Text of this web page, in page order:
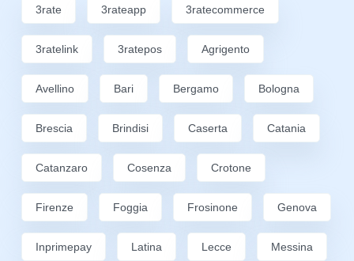
3rate 3rateapp 3ratecommerce
3ratelink 3ratepos Agrigento
Avellino Bari Bergamo Bologna
Brescia Brindisi Caserta Catania
Catanzaro Cosenza Crotone
Firenze Foggia Frosinone Genova
Inprimepay Latina Lecce Messina